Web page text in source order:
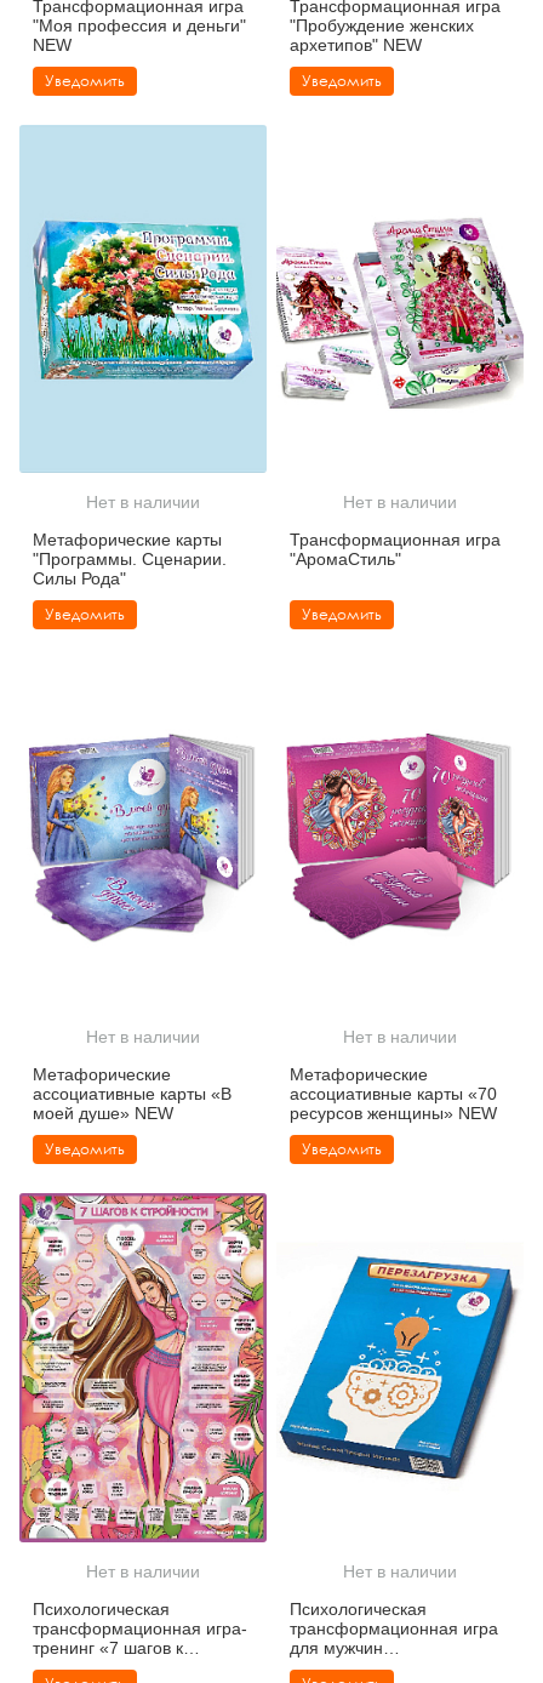
Трансформационная игра
"Моя профессия и деньги"
NEW
Уведомить
Трансформационная игра
"Пробуждение женских
архетипов" NEW
Уведомить
Нет в наличии
Метафорические карты
"Программы. Сценарии.
Силы Рода"
Уведомить
Нет в наличии
Трансформационная игра
"АромаСтиль"
Уведомить
Нет в наличии
Метафорические
ассоциативные карты «В
моей душе» NEW
Уведомить
Нет в наличии
Метафорические
ассоциативные карты «70
ресурсов женщины» NEW
Уведомить
Нет в наличии
Психологическая
трансформационная игра-
тренинг «7 шагов к
стройности»
Нет в наличии
Психологическая
трансформационная игра
для мужчин
«Перезагрузка»